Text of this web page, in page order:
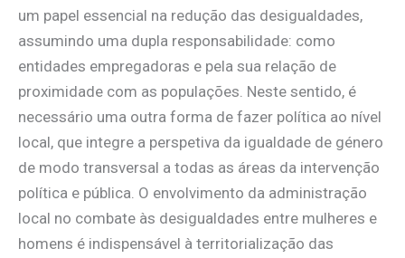
um papel essencial na redução das desigualdades,
assumindo uma dupla responsabilidade: como
entidades empregadoras e pela sua relação de
proximidade com as populações. Neste sentido, é
necessário uma outra forma de fazer política ao nível
local, que integre a perspetiva da igualdade de género
de modo transversal a todas as áreas da intervenção
política e pública. O envolvimento da administração
local no combate às desigualdades entre mulheres e
homens é indispensável à territorialização das